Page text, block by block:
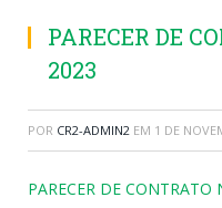
PARECER DE
2023
POR CR2-ADMIN2 EM 1 DE
PARECER DE CONTRATO